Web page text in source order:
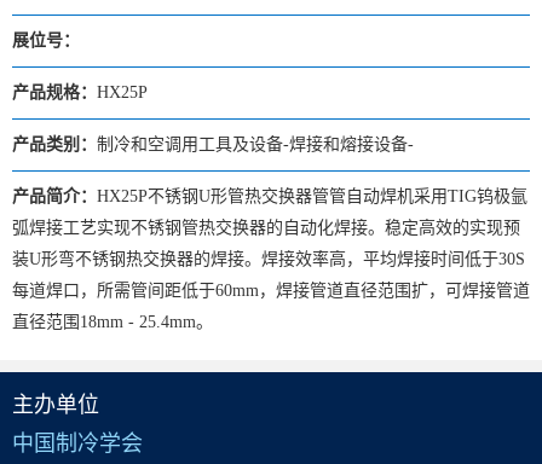
展位号：
产品规格： HX25P
产品类别： 制冷和空调用工具及设备-焊接和熔接设备-
产品简介： HX25P不锈钢U形管热交换器管管自动焊机采用TIG钨极氩
弧焊接工艺实现不锈钢管热交换器的自动化焊接。稳定高效的实现预
装U形弯不锈钢热交换器的焊接。焊接效率高，平均焊接时间低于30S
每道焊口，所需管间距低于60mm，焊接管道直径范围扩，可焊接管道
直径范围18mm - 25.4mm。
主办单位
中国制冷学会